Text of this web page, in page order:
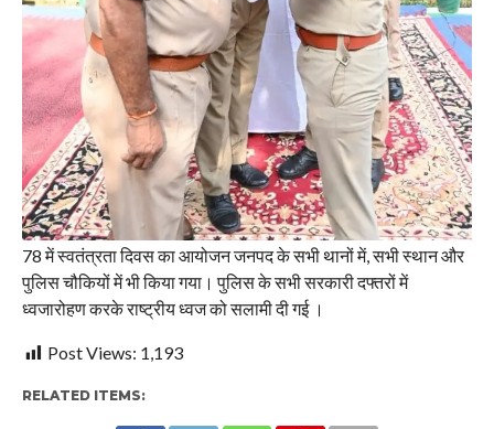
78 में स्वतंत्रता दिवस का आयोजन जनपद के सभी थानों में, सभी स्थान और
पुलिस चौकियों में भी किया गया। पुलिस के सभी सरकारी दफ्तरों में
ध्वजारोहण करके राष्ट्रीय ध्वज को सलामी दी गई ।
Post Views: 1,193
RELATED ITEMS: